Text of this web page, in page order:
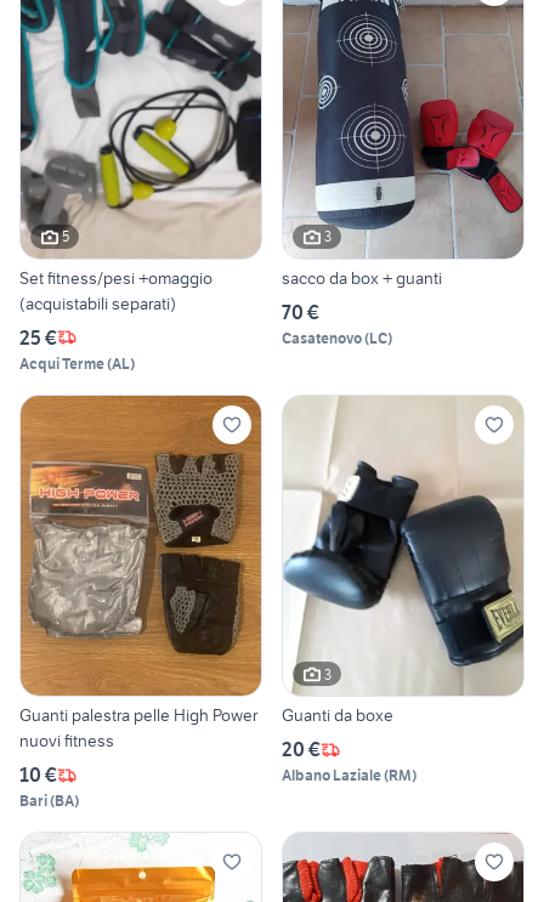
5
Set fitness/pesi +omaggio
(acquistabili separati)
25 €
Acqui Terme(AL)
3
sacco da box + guanti
70 €
Casatenovo(LC)
Guanti palestra pelle High Power
nuovi fitness
10 €
Bari(BA)
3
Guanti da boxe
20 €
Albano Laziale(RM)